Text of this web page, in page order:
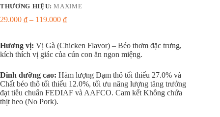
THƯƠNG HIỆU:MAXIME
29.000 ₫ – 119.000 ₫
Hương vị: Vị Gà (Chicken Flavor) – Béo thơm đặc trưng,
kích thích vị giác của cún con ăn ngon miệng.
Dinh dưỡng cao: Hàm lượng Đạm thô tối thiểu 27.0% và
Chất béo thô tối thiểu 12.0%, tối ưu năng lượng tăng trưởng
đạt tiêu chuẩn FEDIAF và AAFCO. Cam kết Không chứa
thịt heo (No Pork).